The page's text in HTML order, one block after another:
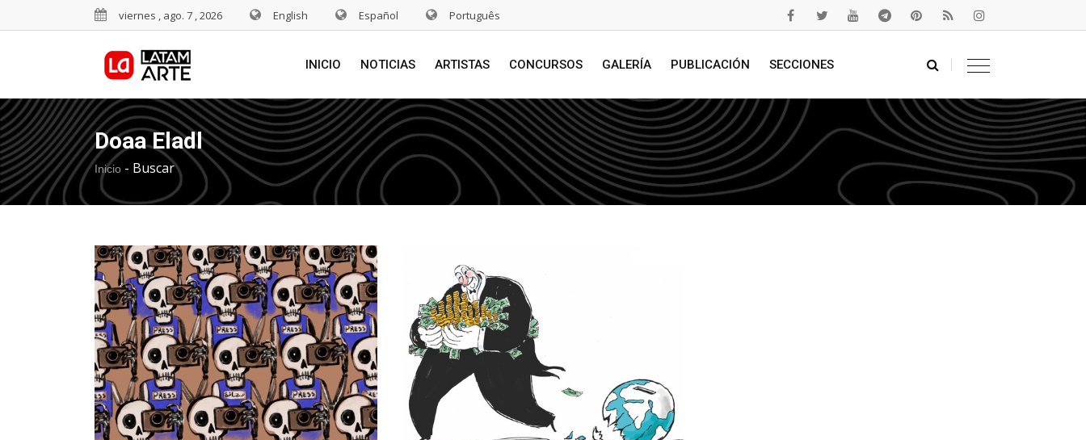
viernes , ago. 7 , 2026 English Español Português
INICIO NOTICIAS ARTISTAS CONCURSOS GALERÍA PUBLICACIÓN SECCIONES
Doaa Eladl
Inicio - Buscar